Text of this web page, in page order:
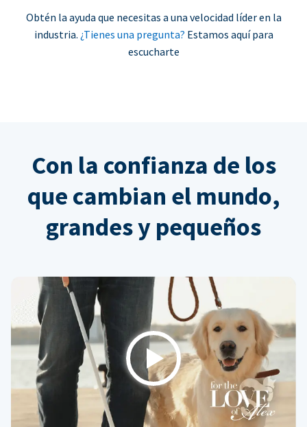
Obtén la ayuda que necesitas a una velocidad líder en la
industria. ¿Tienes una pregunta? Estamos aquí para
escucharte
Con la confianza de los
que cambian el mundo,
grandes y pequeños
Play